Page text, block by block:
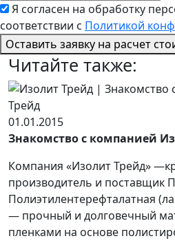
Я согласен на обработку
соответствии с Политикой
Оставить заявку на расчет
Читайте также:
01.01.2015
Знакомство с компанией
Компания «Изолит Трейд»
производитель и поставщик
Полиэтилентерефталатная
— прочный и долговечный
пленками на основе